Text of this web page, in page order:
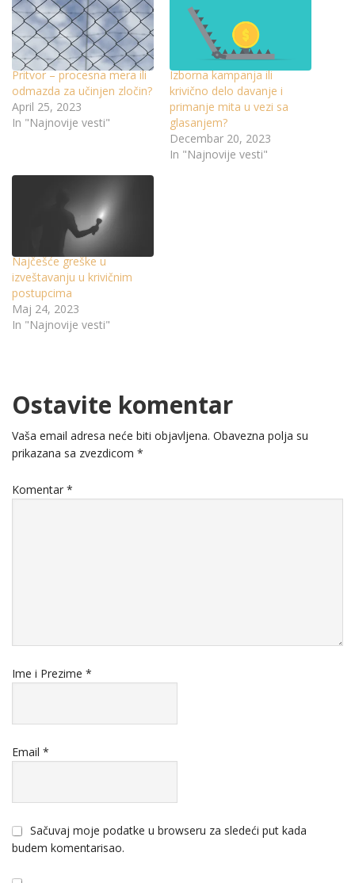
Pritvor – procesna mera ili
odmazda za učinjen zločin?
April 25, 2023
In "Najnovije vesti"
Izborna kampanja ili
krivično delo davanje i
primanje mita u vezi sa
glasanjem?
Decembar 20, 2023
In "Najnovije vesti"
Najčešće greške u
izveštavanju u krivičnim
postupcima
Maj 24, 2023
In "Najnovije vesti"
Ostavite komentar
Vaša email adresa neće biti objavljena. Obavezna polja su
prikazana sa zvezdicom *
Komentar *
Ime i Prezime *
Email *
Sačuvaj moje podatke u browseru za sledeći put kada
budem komentarisao.